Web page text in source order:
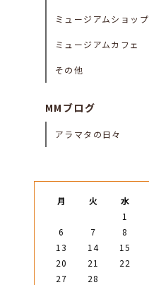
ミュージアムショップ
ミュージアムカフェ
その他
MMブログ
アラマタの日々
月 火 水
1
6
7 8
13
14 15
20
21 22
27
28